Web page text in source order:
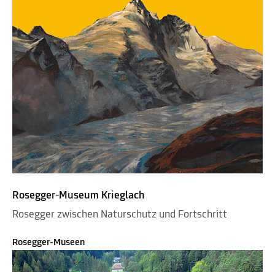
Rosegger-Museum Krieglach
Rosegger zwischen Naturschutz und Fortschritt
Rosegger-Museen